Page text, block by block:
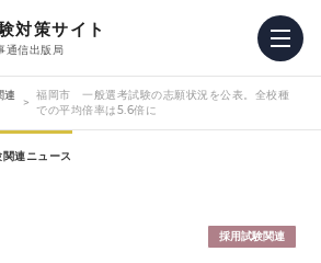
対策サイト
通信出版局
連
福岡市 一般選考試験の志願状況を公表。全校種
での平均倍率は5.6倍に
連ニュース
採用試験関連